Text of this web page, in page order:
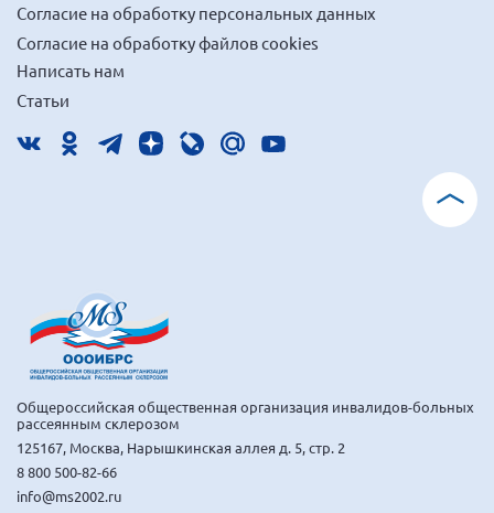
Новгородская область
Новосибирская область
Омская область
Оренбургская область
Республика Калмыкия
Республика Хакасия
г. Санкт-Петербург
г. Севастополь
Самарская область СОРС
Согласие на обработку персональных данных
Согласие на обработку файлов cookies
Написать нам
Статьи
Общероссийская общественная организация инвалидов-больных
рассеянным склерозом
125167, Москва, Нарышкинская аллея д. 5, стр. 2
8 800 500-82-66
info@ms2002.ru